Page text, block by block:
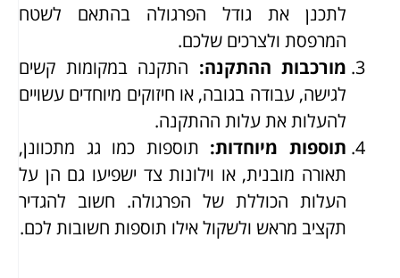
לתכנן את גודל הפרגולה בהתאם לשטח
המרפסת ולצרכים שלכם.
מורכבות ההתקנה: התקנה במקומות קשים
לגישה, עבודה בגובה, או חיזוקים מיוחדים עשויים
להעלות את עלות ההתקנה.
תוספות מיוחדות: תוספות כמו גג מתכוונן,
תאורה מובנית, או וילונות צד ישפיעו גם הן על
העלות הכוללת של הפרגולה. חשוב להגדיר
תקציב מראש ולשקול אילו תוספות חשובות לכם.